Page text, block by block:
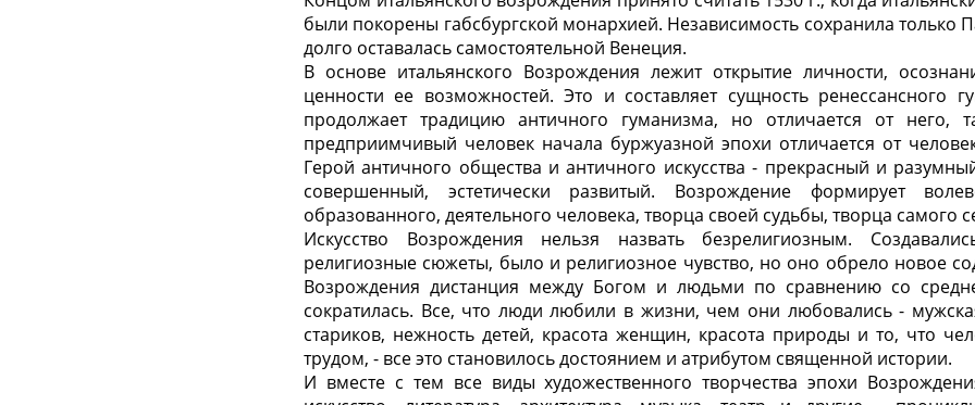
были покорены габсбургской монархией. Независимость сохранила только
долго оставалась самостоятельной Венеция.
В основе итальянского Возрождения лежит открытие личности,
ценности ее возможностей. Это и составляет сущность ренессансного
продолжает традицию античного гуманизма, но отличается от него,
предприимчивый человек начала буржуазной эпохи отличается от
Герой античного общества и античного искусства - прекрасный и
совершенный, эстетически развитый. Возрождение формирует
образованного, деятельного человека, творца своей судьбы, творца самого
Искусство Возрождения нельзя назвать безрелигиозным.
религиозные сюжеты, было и религиозное чувство, но оно обрело новое
Возрождения дистанция между Богом и людьми по сравнению со
сократилась. Все, что люди любили в жизни, чем они любовались -
стариков, нежность детей, красота женщин, красота природы и то, что
трудом, - все это становилось достоянием и атрибутом священной истории.
И вместе с тем все виды художественного творчества эпохи